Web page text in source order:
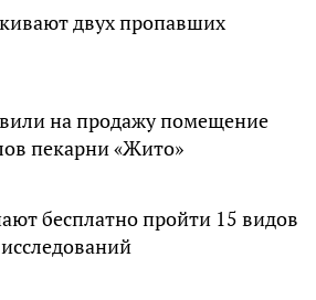
двух пропавших
на продажу помещение
пекарни «Жито»
бесплатно пройти 15 видов